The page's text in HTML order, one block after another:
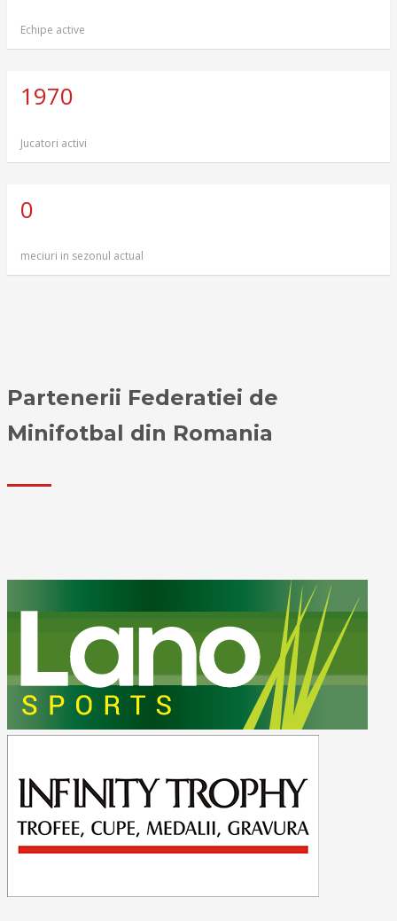
Echipe active
1970
Jucatori activi
0
meciuri in sezonul actual
Partenerii Federatiei de
Minifotbal din Romania